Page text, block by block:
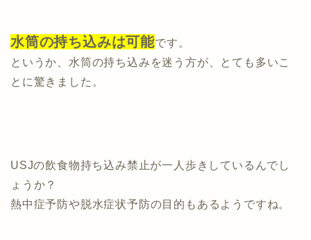
水筒の持ち込みは可能です。
というか、水筒の持ち込みを迷う方が、とても多いこ
とに驚きました。
USJの飲食物持ち込み禁止が一人歩きしているんでし
ょうか？
熱中症予防や脱水症状予防の目的もあるようですね。